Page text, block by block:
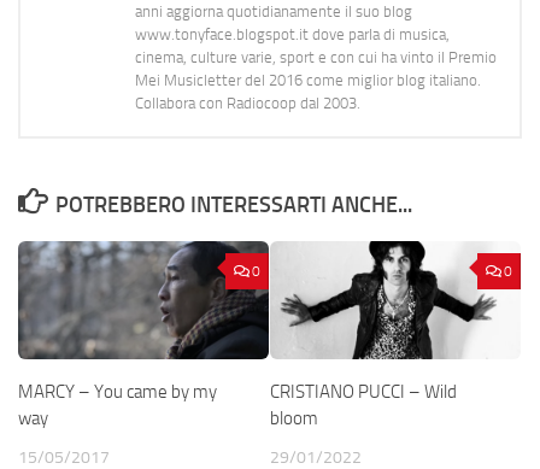
anni aggiorna quotidianamente il suo blog
www.tonyface.blogspot.it dove parla di musica,
cinema, culture varie, sport e con cui ha vinto il Premio
Mei Musicletter del 2016 come miglior blog italiano.
Collabora con Radiocoop dal 2003.
POTREBBERO INTERESSARTI ANCHE...
0
MARCY – You came by my
way
15/05/2017
0
CRISTIANO PUCCI – Wild
bloom
29/01/2022